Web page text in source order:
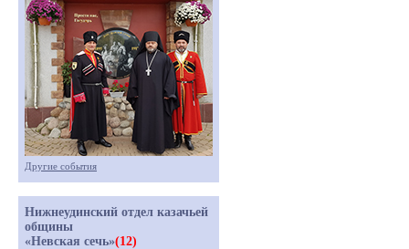
Другие события
Нижнеудинский отдел казачьей
общины
«Невская сечь»(12)